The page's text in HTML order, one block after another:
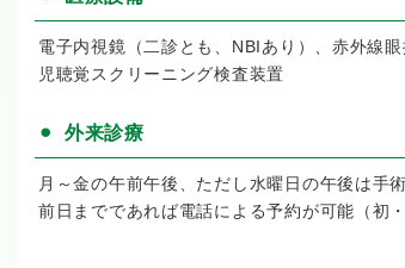
電子内視鏡（二診とも、NBIあり）、赤外線
児聴覚スクリーニング検査装置
外来診療
月～金の午前午後、ただし水曜日の午後は手
前日までであれば電話による予約が可能（初